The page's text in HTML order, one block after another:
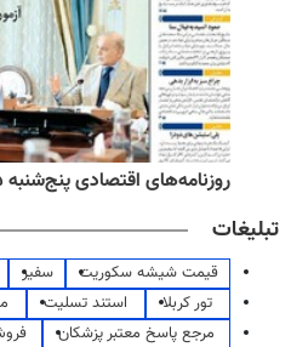
روزنامه‌های اقتصادی پنج‌شنبه ۱۵ مرداد ۱۴۰۵
تبلیغات
قیمت شیشه سکوریت سفیر
تور کربلا
استند تسلیت
مرجع پاسخ معتبر پزشکان